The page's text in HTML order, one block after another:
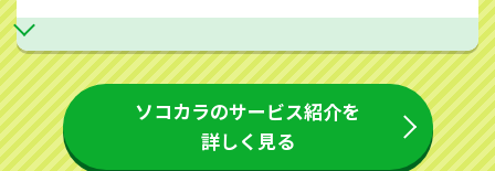
ソコカラのサービス紹介を
詳しく見る